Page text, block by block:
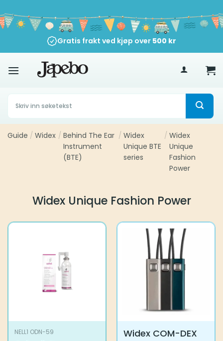
to
content
Gratis frakt ved kjøp over 500 kr
Søk
etter:
Guide / Widex / Behind The Ear
Instrument
(BTE)
/ Widex
Unique BTE
series
/ Widex
Unique
Fashion
Power
Widex Unique Fashion Power
NELL1 ODN-59 Widex COM-DEX